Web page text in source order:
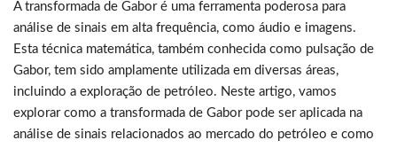
A transformada de Gabor é uma ferramenta poderosa para
análise de sinais em alta frequência, como áudio e imagens.
Esta técnica matemática, também conhecida como pulsação de
Gabor, tem sido amplamente utilizada em diversas áreas,
incluindo a exploração de petróleo. Neste artigo, vamos
explorar como a transformada de Gabor pode ser aplicada na
análise de sinais relacionados ao mercado do petróleo e como